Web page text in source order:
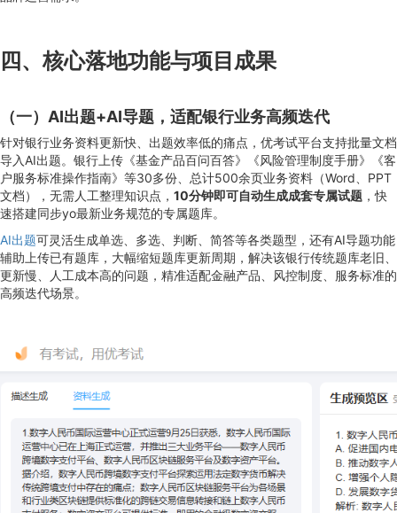
四、核心落地功能与项目成果
（一）AI出题+AI导题，适配银行业务高频迭代
针对银行业务资料更新快、出题效率低的痛点，优考试平台支持批量文档
导入AI出题。银行上传《基金产品百问百答》《风险管理制度手册》《客
户服务标准操作指南》等30多份、总计500余页业务资料（Word、PPT
文档），无需人工整理知识点， 10分钟即可自动生成成套专属试题 ，快
速搭建同步yo最新业务规范的专属题库。
AI出题可灵活生成单选、多选、判断、简答等各类题型，还有AI导题功能
辅助上传已有题库，大幅缩短题库更新周期，解决该银行传统题库老旧、
更新慢、人工成本高的问题，精准适配金融产品、风控制度、服务标准的
高频迭代场景。